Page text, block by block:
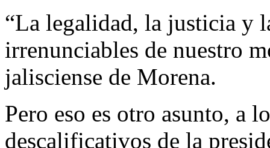
“La legalidad, la justicia y
irrenunciables de nuestro
jalisciense de Morena.
Pero eso es otro asunto, a
descalificativos de la